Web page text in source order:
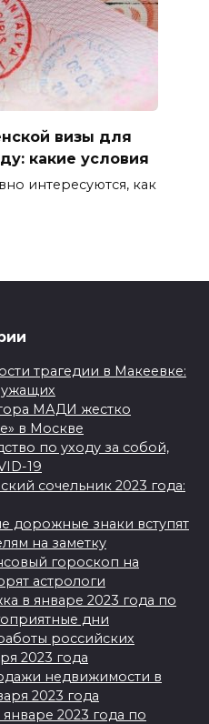
визы для
какие условия
интересуются, как
трагедии в Макеевке:
МАДИ жестко
в Москве
по уходу за собой,
19
сочельник 2023 года:
дорожные знаки вступят
на заметку
гороскоп на
астрологи
в январе 2023 года по
дни
российских
2023 года
недвижимости в
2023 года
2023 года по